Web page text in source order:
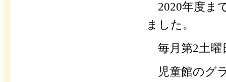
2020年度ま
ました。
毎月第2土曜
児童館のグ